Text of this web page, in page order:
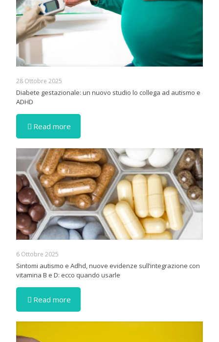
28 Ottobre 2025
Diabete gestazionale: un nuovo studio lo collega ad autismo e
ADHD
Read more
6 Ottobre 2025
Sintomi autismo e Adhd, nuove evidenze sull’integrazione con
vitamina B e D: ecco quando usarle
Read more